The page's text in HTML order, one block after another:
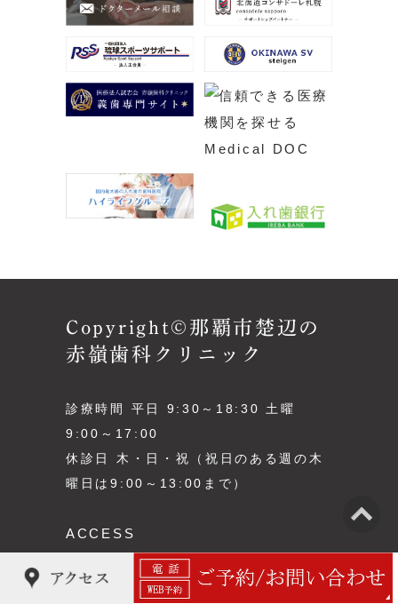
Copyright©那覇市楚辺の
赤嶺歯科クリニック
診療時間 平日 9:30～18:30 土曜
9:00～17:00
休診日 木・日・祝（祝日のある週の木
曜日は9:00～13:00まで）
ACCESS
〒900-0023
沖縄県那覇市楚辺2-25-9